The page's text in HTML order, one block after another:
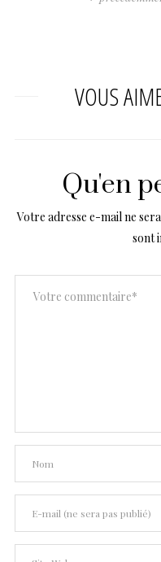
VOUS
Qu'en
Votre adresse e-mail ne
sont